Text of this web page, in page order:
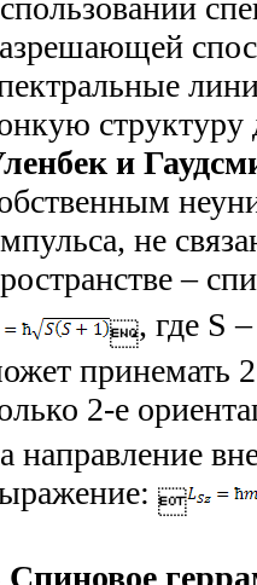
структуру
и
не
–
, где S
принемать
2-е
направление

Спиновое